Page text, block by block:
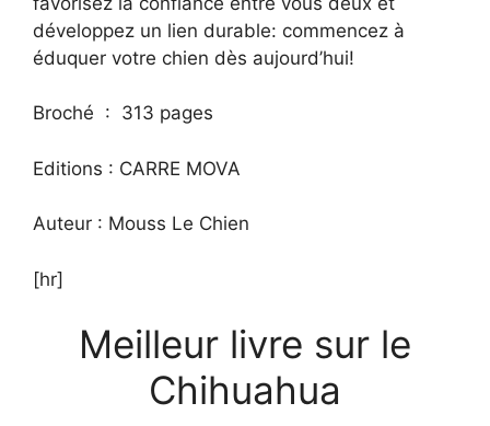
développez un lien durable: commencez à
éduquer votre chien dès aujourd’hui!
Broché ‏ : ‎ 313 pages
Editions : CARRE MOVA
Auteur : Mouss Le Chien
[hr]
Meilleur livre sur le
Chihuahua